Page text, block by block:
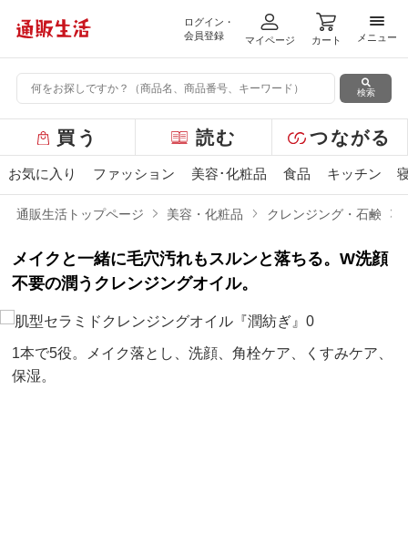
ログイン・
会員登録
マイページ カート
メニ
メニュー
検索
ー
バ
ュ
ー
買う 読む つながる
お気に入り ファッション 美容･化粧品 食品 キッチン
通販生活トップページ 美容・化粧品 クレンジング・石鹸
メイクと一緒に毛穴汚れもスルンと落ちる。W洗顔
不要の潤うクレンジングオイル。
1本で5役。メイク落とし、洗顔、角栓ケア、くすみケア、
保湿。